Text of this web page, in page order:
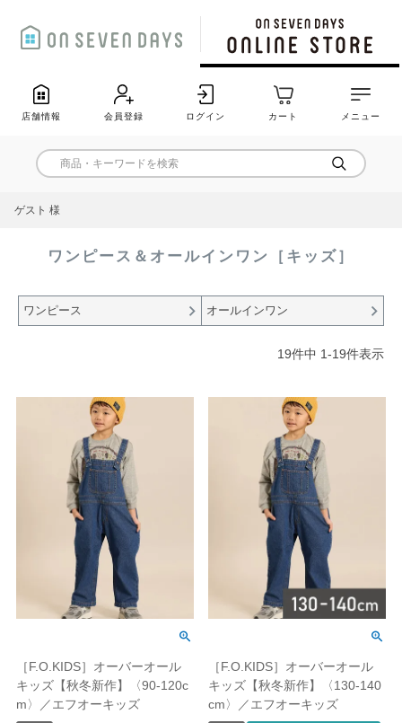
店舗情報 会員登録 ログイン カート メニュー
ゲスト 様
ワンピース＆オールインワン［キッズ］
ワンピース オールインワン
19件中 1-19件表示
［F.O.KIDS］オーバーオール
キッズ【秋冬新作】〈90-120c
m〉／エフオーキッズ
［F.O.KIDS］オーバーオール
キッズ【秋冬新作】〈130-140
cm〉／エフオーキッズ